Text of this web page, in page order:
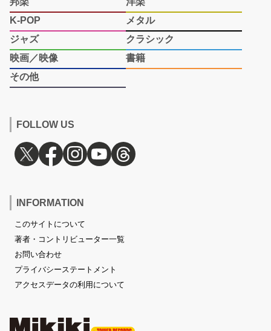
K-POP
メタル
ジャズ
クラシック
映画／映像
書籍
その他
FOLLOW US
INFORMATION
このサイトについて
著者・コントリビューター一覧
お問い合わせ
プライバシーステートメント
アクセスデータの利用について